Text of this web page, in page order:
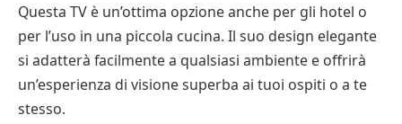
Questa TV è un’ottima opzione anche per gli hotel o
per l’uso in una piccola cucina. Il suo design elegante
si adatterà facilmente a qualsiasi ambiente e offrirà
un’esperienza di visione superba ai tuoi ospiti o a te
stesso.